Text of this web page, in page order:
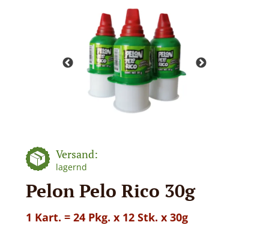
Versand:
lagernd
Pelon Pelo Rico 30g
1 Kart. = 24 Pkg. x 12 Stk. x 30g